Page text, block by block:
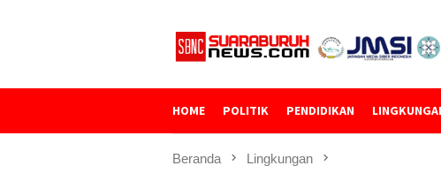
HOME POLITIK PENDIDIKAN
Beranda Lingkungan